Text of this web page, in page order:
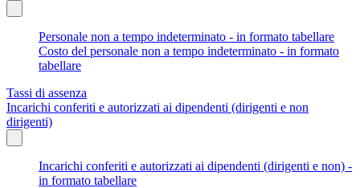
Personale non a tempo indeterminato - in formato tabellare
Costo del personale non a tempo indeterminato - in formato
tabellare
Tassi di assenza
Incarichi conferiti e autorizzati ai dipendenti (dirigenti e non
dirigenti)
Incarichi conferiti e autorizzati ai dipendenti (dirigenti e non) -
in formato tabellare